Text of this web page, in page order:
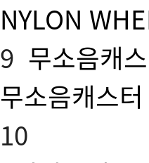
NYLON
9 무소음캐
무소음캐스터
10